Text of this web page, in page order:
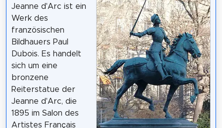
Jeanne d'Arc ist ein
Werk des
französischen
Bildhauers Paul
Dubois. Es handelt
sich um eine
bronzene
Reiterstatue der
Jeanne d'Arc, die
1895 im Salon des
Artistes Français